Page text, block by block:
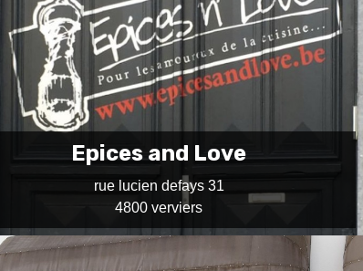
Epices and Love
rue lucien defays 31
4800 verviers